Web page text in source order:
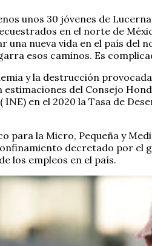
unos 30 jóvenes de
en el norte de
una nueva vida en el país del
esos caminos. Es
y la destrucción
estimaciones del Consejo
( INE) en el 2020 la Tasa de
para la Micro, Pequeña y
decretado por el
los empleos en el país.